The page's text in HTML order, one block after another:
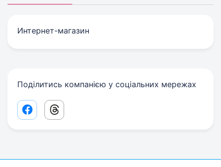
Интернет-магазин
Поділитись компанією у соціальних мережах
Facebook share link
Threads share link